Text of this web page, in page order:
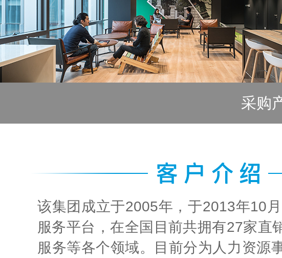
采购
该集团成立于2005年，于2013年10
服务平台，在全国目前共拥有27家直
服务等各个领域。目前分为人力资源